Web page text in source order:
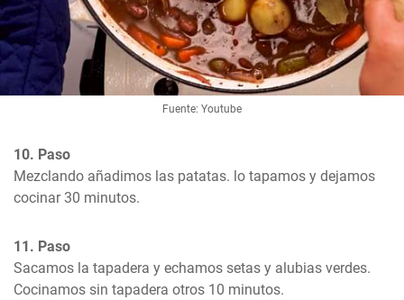
Fuente: Youtube
10. Paso
Mezclando añadimos las patatas. lo tapamos y dejamos
cocinar 30 minutos.
11. Paso
Sacamos la tapadera y echamos setas y alubias verdes.
Cocinamos sin tapadera otros 10 minutos.